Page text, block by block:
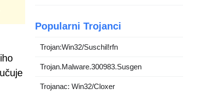
Popularni Trojanci
Trojan:Win32/Suschil!rfn
Trojan.Malware.300983.Susgen
Trojanac: Win32/Cloxer